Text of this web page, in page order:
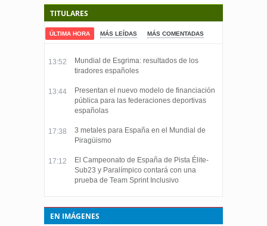
TITULARES
ÚLTIMA HORA MÁS LEÍDAS MÁS COMENTADAS
13:52
Mundial de Esgrima: resultados de los
tiradores españoles
13:44
Presentan el nuevo modelo de financiación
pública para las federaciones deportivas
españolas
17:38
3 metales para España en el Mundial de
Piragüismo
17:12
El Campeonato de España de Pista Élite-
Sub23 y Paralímpico contará con una
prueba de Team Sprint Inclusivo
EN IMÁGENES